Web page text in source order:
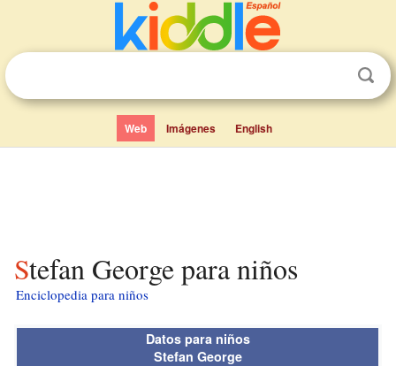
Web Imágenes English
Stefan George para niños
Enciclopedia para niños
Datos para niños
Stefan George